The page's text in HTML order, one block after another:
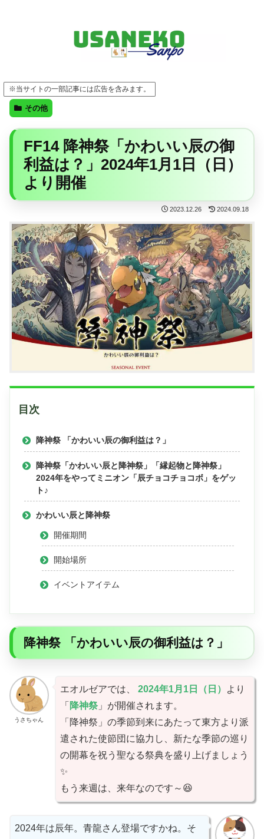
※当サイトの一部記事には広告を含みます。
その他
FF14 降神祭「かわいい辰の御
利益は？」2024年1月1日（日）
より開催
2023.12.26 2024.09.18
目次
降神祭 「かわいい辰の御利益は？」
降神祭「かわいい辰と降神祭」「縁起物と降神祭」
2024年をやってミニオン「辰チョコチョコボ」をゲッ
ト♪
かわいい辰と降神祭
開催期間
開始場所
イベントアイテム
降神祭 「かわいい辰の御利益は？」
うさちゃん
エオルゼアでは、 2024年1月1日（日）
より
「 降神祭」が開催されます。
「降神祭」の季節到来にあたって東方より派
遣された使節団に協力し、新たな季節の巡り
の開幕を祝う聖なる祭典を盛り上げましょう
✨
もう来週は、来年なのです～😆
2024年は辰年。青龍さん登場ですかね。そ